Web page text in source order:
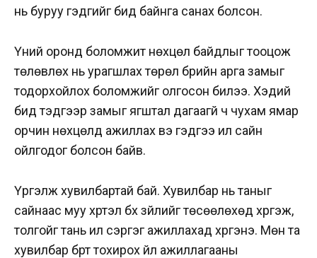
нь буруу гэдгийг бид байнга санах болсон.
Үүний оронд боломжит нөхцөл байдлыг тооцож
төлөвлөх нь урагшлах төрөл бүрийн арга замыг
тодорхойлох боломжийг олгосон билээ. Хэдий
бид тэдгээр замыг ягштал дагаагүй ч чухам ямар
орчин нөхцөлд ажиллах вэ гэдгээ илүү сайн
ойлгодог болсон байв.
Үргэлж хувилбартай бай. Хувилбар нь таныг
сайнаас муу хүртэл бүх зүйлийг төсөөлөхөд хүргэж,
толгойг тань илүү сэргэг ажиллахад хүргэнэ. Мөн та
хувилбар бүрт тохирох үйл ажиллагааны